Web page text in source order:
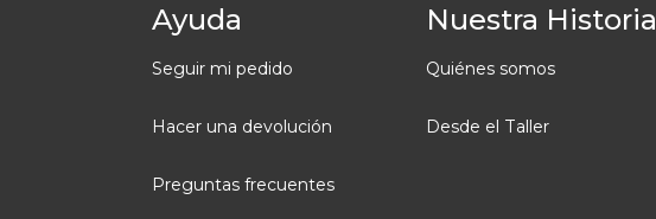
Ayuda
Seguir mi pedido
Hacer una devolución
Preguntas frecuentes
Nuestra Historia
Quiénes somos
Desde el Taller